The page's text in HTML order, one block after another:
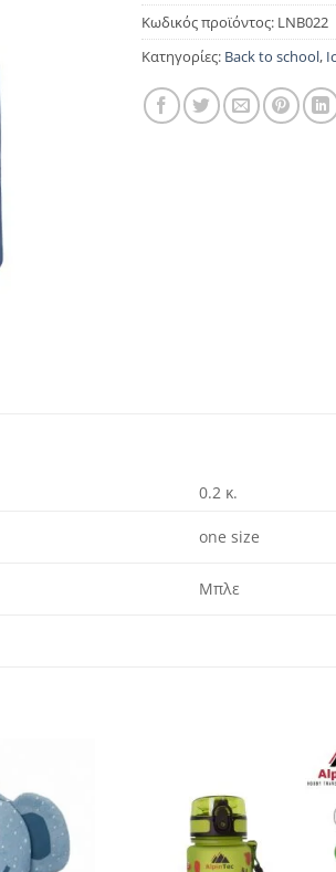
Κωδικός προϊόντος: LNB022
Κατηγορίες: Back to school,
0.2 κ.
one size
Μπλε
Add to
wishlist